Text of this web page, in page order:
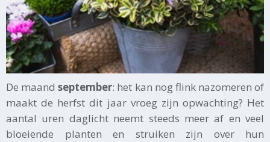
De maandseptember: het kan nog flink nazomeren of
maakt de herfst dit jaar vroeg zijn opwachting? Het
aantal uren daglicht neemt steeds meer af en veel
bloeiende planten en struiken zijn over hun